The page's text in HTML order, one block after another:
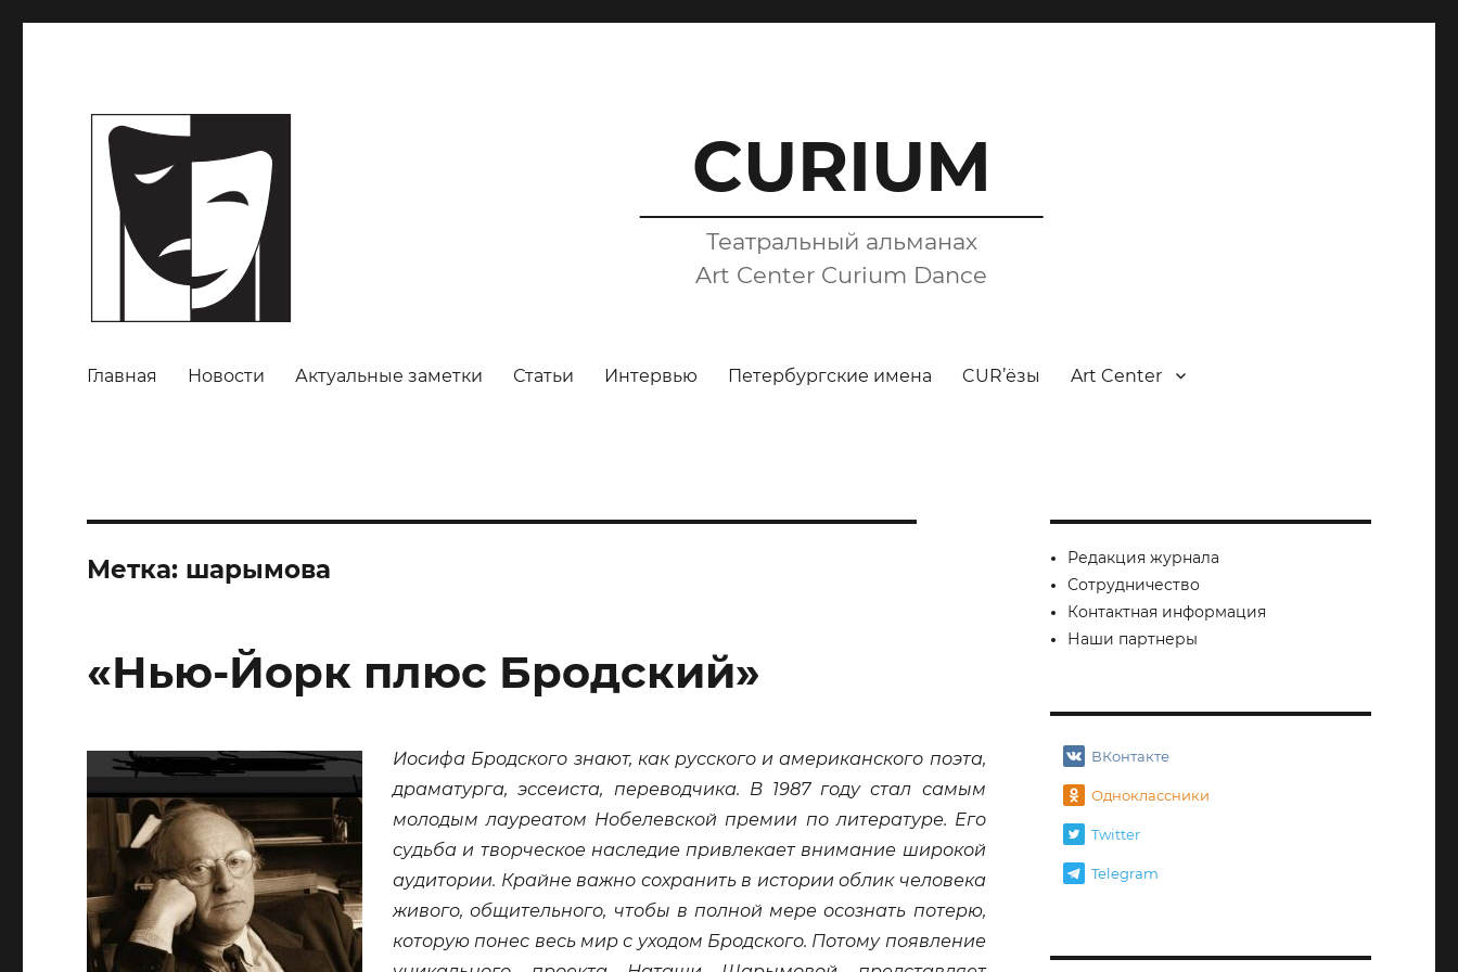
CURIUM
Театральный альманах
Art Center Curium Dance
Главная Новости Актуальные заметки Статьи Интервью Петербургские имена CUR’ёзы Art Center
Метка: шарымова
«Нью-Йорк плюс Бродский»
Иосифа Бродского знают, как русского и американского поэта,
драматурга, эссеиста, переводчика. В 1987 году стал самым
молодым лауреатом Нобелевской премии по литературе. Его
судьба и творческое наследие привлекает внимание широкой
аудитории. Крайне важно сохранить в истории облик человека
живого, общительного, чтобы в полной мере осознать потерю,
которую понес весь мир с уходом Бродского. Потому появление
Редакция журнала
Сотрудничество
Контактная информация
Наши партнеры
ВКонтакте
Одноклассники
Twitter
Telegram